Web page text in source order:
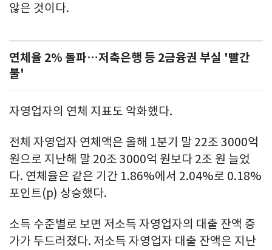
않은 것이다.
연체율 2% 돌파…저축은행 등 2금융권 부실 '빨간
불'
자영업자의 연체 지표도 악화했다.
전체 자영업자 연체액은 올해 1분기 말 22조 3000억
원으로 지난해 말 20조 3000억 원보다 2조 원 늘었
다. 연체율은 같은 기간 1.86%에서 2.04%로 0.18%
포인트(p) 상승했다.
소득 수준별로 보면 저소득 자영업자의 대출 잔액 증
가가 두드러졌다. 저소득 자영업자 대출 잔액은 지난